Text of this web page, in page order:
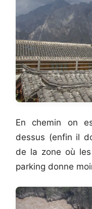
En chemin on
dessus (enfin il
de la zone où les
parking donne